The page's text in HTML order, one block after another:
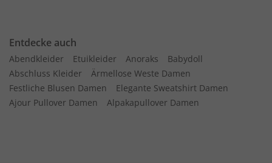
Entdecke auch
Abendkleider Etuikleider Anoraks
Babydoll
Abschluss Kleider
Ärmellose Weste Damen
Festliche Blusen Damen
Elegante Sweatshirt Damen
Ajour Pullover Damen
Alpakapullover Damen